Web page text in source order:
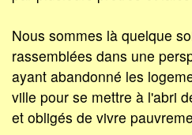
Nous sommes là quelque
rassemblées dans une
ayant abandonné les
ville pour se mettre à l'abri
et obligés de vivre